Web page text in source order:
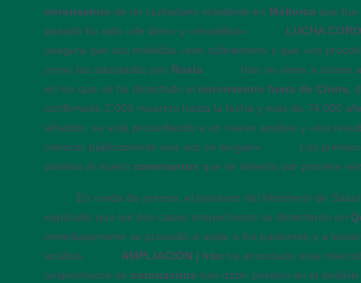
coronavirus de un ciudadano residente en Mallorca que fue
pasado ha sido «de libro» y «modélico».
LUCHA
asegura que sus medidas «son suficientes» y que «no
como las adoptadas por Rusia.
Irán se viene a sumar
en los que se ha detectado el coronavirus fuera de China,
confirmado 2.004 muertos hasta la fecha y más de 74.000
añadido, se está procediendo a un nuevo análisis y «los
conocer públicamente una vez se tengan».
Los
positivo al nuevo coronavirus que se detectó por primera
En rueda de prensa, el portavoz del Ministerio de
explicado que los dos casos sospechosos se detectaron en
inmediatamente se procedió a aislar a los pacientes y a
análisis.
AMPLIACIÓN | Irán ha anunciado este
sospechosos de coronavirus han dado positivo en el